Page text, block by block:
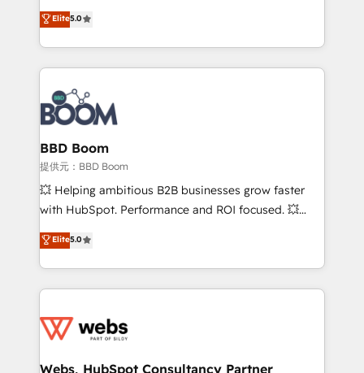
stratégies d'acquisition marketing (SEO, SEA,
inbound, automatisation marketing, ABM, IA,
emailing) Informations clés : - 10 ans d'expérience -
100+ intégrations CRM HubSpot réussies - 40
experts conseil - 150 certifications HubSpot
cumulées
Vonazon turns marketing complexity into
measurable, scalable growth. From onboarding to
enterprise-grade campaigns, our in-house team
builds scalable strategies that drive long-term
revenue. ⚙️ HubSpot Integration & Optimization •
Seamless CRM, CMS, and automation setup •
Complex platform migrations and data cleanups •
Custom APIs and third-party integrations 📈 End-to-
End Revenue Acceleration • Lifecycle marketing and
pipeline growth programs • Sales enablement tools
and CRM optimization • Retention strategies with
Execution • 750+ onboardings and 2,000+
implementations • Deep expertise across marketing,
Elite5.0
BBD Boom
提供元：BBD Boom
💥 Helping ambitious B2B businesses grow faster
with HubSpot. Performance and ROI focused. 💥
BBD Boom is the HubSpot partner that can help you
to HubSpot Better. We work with your teams to
solve all your HubSpot challenges and improve user
adoption, sales process and marketing results.
the first time 🔧 Designing and optimising your
and build using HubSpot 🔌 Integrating HubSpot
Elite5.0
Webs, HubSpot Consultancy Partner